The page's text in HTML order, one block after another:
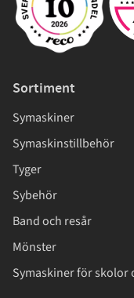
Sortiment
Symaskiner
Symaskinstillbehör
Tyger
Sybehör
Band och resår
Mönster
Symaskiner för skolor